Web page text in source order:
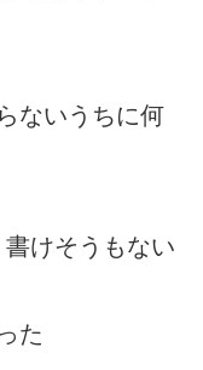
ないうちに何
けそうもない
た